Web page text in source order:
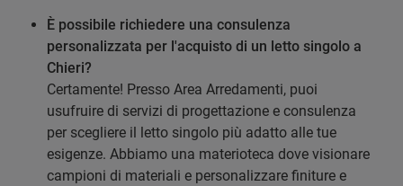
È possibile richiedere una consulenza
personalizzata per l'acquisto di un letto singolo a
Chieri?
Certamente! Presso Area Arredamenti, puoi
usufruire di servizi di progettazione e consulenza
per scegliere il letto singolo più adatto alle tue
esigenze. Abbiamo una materioteca dove visionare
campioni di materiali e personalizzare finiture e